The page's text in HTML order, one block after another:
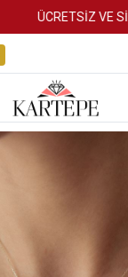
ÜCRETSİZ VE